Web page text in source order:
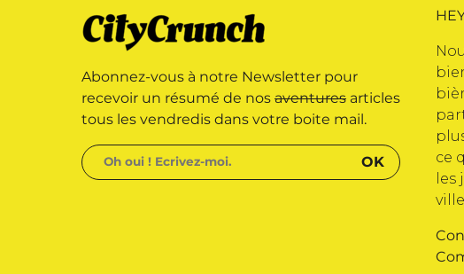
Abonnez-vous à notre Newsletter pour
recevoir un résumé de nos aventures articles
tous les vendredis dans votre boite mail.
ce